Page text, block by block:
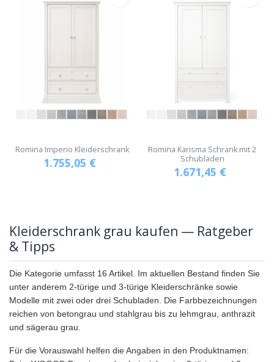
Romina Imperio Kleiderschrank
1.755,05 €
Romina Karisma Schrank mit 2
Schubladen
1.671,45 €
Kleiderschrank grau kaufen — Ratgeber
& Tipps
Die Kategorie umfasst 16 Artikel. Im aktuellen Bestand finden Sie
unter anderem 2-türige und 3-türige Kleiderschränke sowie
Modelle mit zwei oder drei Schubladen. Die Farbbezeichnungen
reichen von betongrau und stahlgrau bis zu lehmgrau, anthrazit
und sägerau grau.
Für die Vorauswahl helfen die Angaben in den Produktnamen: